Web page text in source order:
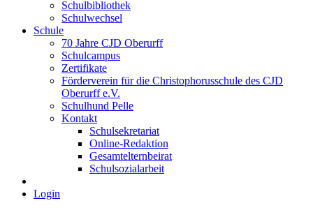
Schulbibliothek
Schulwechsel
Schule
70 Jahre CJD Oberurff
Schulcampus
Zertifikate
Förderverein für die Christophorusschule des CJD
Oberurff e.V.
Schulhund Pelle
Kontakt
Schulsekretariat
Online-Redaktion
Gesamtelternbeirat
Schulsozialarbeit
Login